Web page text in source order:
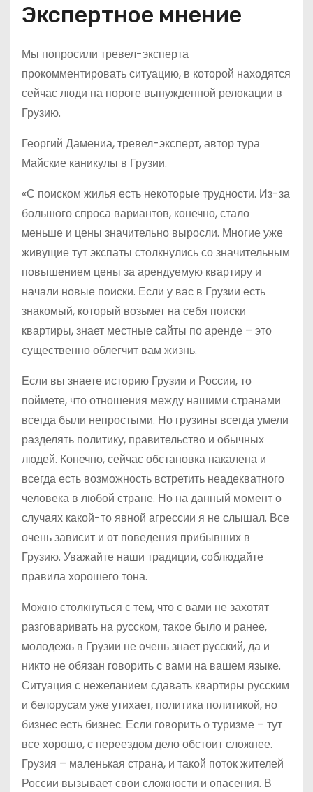
Экспертное мнение
Мы попросили тревел-эксперта
прокомментировать ситуацию, в которой находятся
сейчас люди на пороге вынужденной релокации в
Грузию.
Георгий Дамениа, тревел-эксперт, автор тура
Майские каникулы в Грузии.
«С поиском жилья есть некоторые трудности. Из-за
большого спроса вариантов, конечно, стало
меньше и цены значительно выросли. Многие уже
живущие тут экспаты столкнулись со значительным
повышением цены за арендуемую квартиру и
начали новые поиски. Если у вас в Грузии есть
знакомый, который возьмет на себя поиски
квартиры, знает местные сайты по аренде – это
существенно облегчит вам жизнь.
Если вы знаете историю Грузии и России, то
поймете, что отношения между нашими странами
всегда были непростыми. Но грузины всегда умели
разделять политику, правительство и обычных
людей. Конечно, сейчас обстановка накалена и
всегда есть возможность встретить неадекватного
человека в любой стране. Но на данный момент о
случаях какой-то явной агрессии я не слышал. Все
очень зависит и от поведения прибывших в
Грузию. Уважайте наши традиции, соблюдайте
правила хорошего тона.
Можно столкнуться с тем, что с вами не захотят
разговаривать на русском, такое было и ранее,
молодежь в Грузии не очень знает русский, да и
никто не обязан говорить с вами на вашем языке.
Ситуация с нежеланием сдавать квартиры русским
и белорусам уже утихает, политика политикой, но
бизнес есть бизнес. Если говорить о туризме – тут
все хорошо, с переездом дело обстоит сложнее.
Грузия – маленькая страна, и такой поток жителей
России вызывает свои сложности и опасения. В